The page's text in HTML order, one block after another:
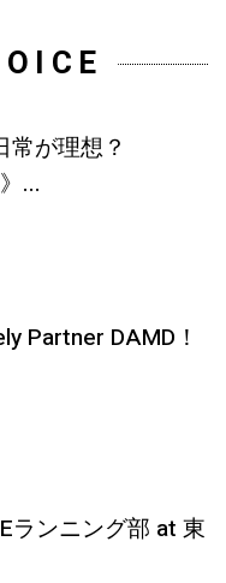
常が理想？
...
Partner DAMD！
ランニング部 at 東